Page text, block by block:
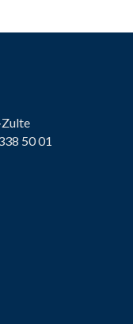
50 01